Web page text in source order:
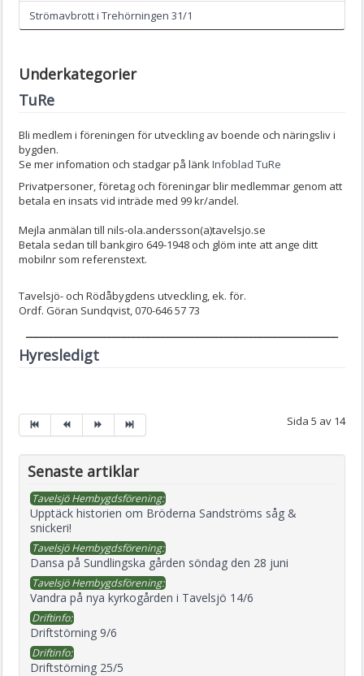
Strömavbrott i Trehörningen 31/1
Underkategorier
TuRe
Bli medlem i föreningen för utveckling av boende och näringsliv i
bygden.
Se mer infomation och stadgar på länk Infoblad TuRe
Privatpersoner, företag och föreningar blir medlemmar genom att
betala en insats vid inträde med 99 kr/andel.
Mejla anmälan till nils-ola.andersson(a)tavelsjo.se
Betala sedan till bankgiro 649-1948 och glöm inte att ange ditt
mobilnr som referenstext.
Tavelsjö- och Rödåbygdens utveckling, ek. för.
Ordf. Göran Sundqvist, 070-646 57 73
Hyresledigt
Sida 5 av 14
Senaste artiklar
Tavelsjö Hembygdsförening:
Upptäck historien om Bröderna Sandströms såg &
snickeri!
Tavelsjö Hembygdsförening:
Dansa på Sundlingska gården söndag den 28 juni
Tavelsjö Hembygdsförening:
Vandra på nya kyrkogården i Tavelsjö 14/6
Driftinfo:
Driftstörning 9/6
Driftinfo:
Driftstörning 25/5